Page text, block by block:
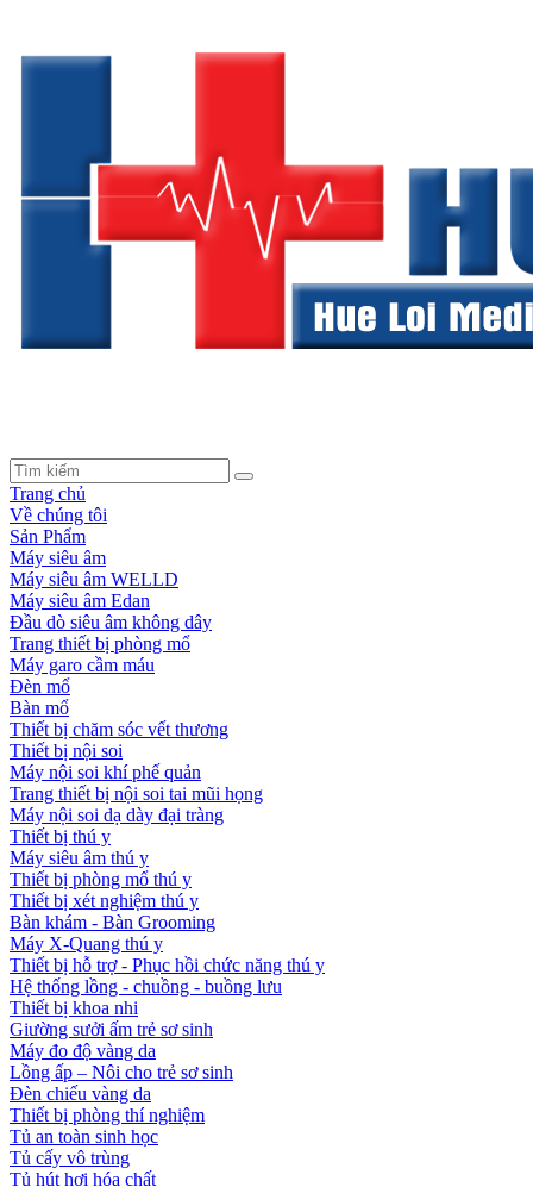
Trang chủ
Về chúng tôi
Sản Phẩm
Máy siêu âm
Máy siêu âm WELLD
Máy siêu âm Edan
Đầu dò siêu âm không dây
Trang thiết bị phòng mổ
Máy garo cầm máu
Đèn mổ
Bàn mổ
Thiết bị chăm sóc vết thương
Thiết bị nội soi
Máy nội soi khí phế quản
Trang thiết bị nội soi tai mũi họng
Máy nội soi dạ dày đại tràng
Thiết bị thú y
Máy siêu âm thú y
Thiết bị phòng mổ thú y
Thiết bị xét nghiệm thú y
Bàn khám - Bàn Grooming
Máy X-Quang thú y
Thiết bị hỗ trợ - Phục hồi chức năng thú y
Hệ thống lồng - chuồng - buồng lưu
Thiết bị khoa nhi
Giường sưởi ấm trẻ sơ sinh
Máy đo độ vàng da
Lồng ấp – Nôi cho trẻ sơ sinh
Đèn chiếu vàng da
Thiết bị phòng thí nghiệm
Tủ an toàn sinh học
Tủ cấy vô trùng
Tủ hút hơi hóa chất